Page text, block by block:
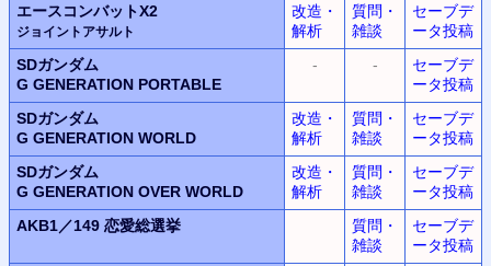
エースコンバットX2
ジョイントアサルト
改造・
解析
質問・
雑談
セーブデ
ータ投稿
SDガンダム
G GENERATION PORTABLE
- -
セーブデ
ータ投稿
SDガンダム
G GENERATION WORLD
改造・
解析
質問・
雑談
セーブデ
ータ投稿
SDガンダム
G GENERATION OVER WORLD
改造・
解析
質問・
雑談
セーブデ
ータ投稿
AKB1／149 恋愛総選挙
質問・
雑談
セーブデ
ータ投稿